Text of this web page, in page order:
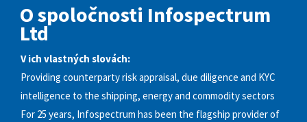
O spoločnosti Infospectrum
Ltd
V ich vlastných slovách:
Providing counterparty risk appraisal, due diligence and KYC
intelligence to the shipping, energy and commodity sectors
For 25 years, Infospectrum has been the flagship provider of